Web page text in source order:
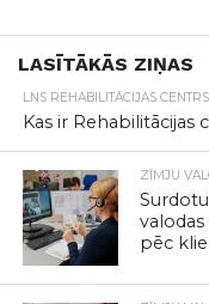
LASĪTĀKĀS ZIŅAS
LNS REHABILITĀCIJAS CENTRS
Kas ir Rehabilitācijas
ZĪMJU
pēc